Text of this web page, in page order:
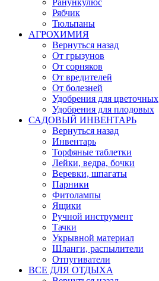
Рябчик
Тюльпаны
АГРОХИМИЯ
Вернуться назад
От грызунов
От сорняков
От вредителей
От болезней
Удобрения для цветочных
Удобрения для плодовых
САДОВЫЙ ИНВЕНТАРЬ
Вернуться назад
Инвентарь
Торфяные таблетки
Лейки, ведра, бочки
Веревки, шпагаты
Парники
Фитолампы
Ящики
Ручной инструмент
Тачки
Укрывной материал
Шланги, распылители
Отпугиватели
ВСЕ ДЛЯ ОТДЫХА